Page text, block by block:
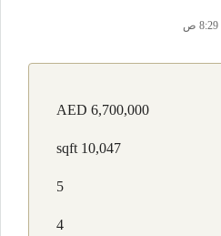
AED 6,700,000
10,047 sqft
5
4